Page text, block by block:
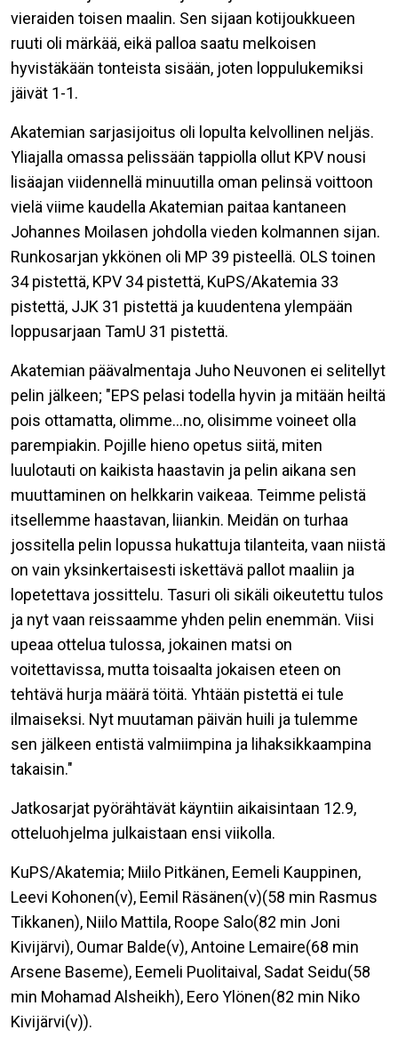
vieraiden toisen maalin. Sen sijaan kotijoukkueen
ruuti oli märkää, eikä palloa saatu melkoisen
hyvistäkään tonteista sisään, joten loppulukemiksi
jäivät 1-1.
Akatemian sarjasijoitus oli lopulta kelvollinen neljäs.
Yliajalla omassa pelissään tappiolla ollut KPV nousi
lisäajan viidennellä minuutilla oman pelinsä voittoon
vielä viime kaudella Akatemian paitaa kantaneen
Johannes Moilasen johdolla vieden kolmannen sijan.
Runkosarjan ykkönen oli MP 39 pisteellä. OLS toinen
34 pistettä, KPV 34 pistettä, KuPS/Akatemia 33
pistettä, JJK 31 pistettä ja kuudentena ylempään
loppusarjaan TamU 31 pistettä.
Akatemian päävalmentaja Juho Neuvonen ei selitellyt
pelin jälkeen; "EPS pelasi todella hyvin ja mitään heiltä
pois ottamatta, olimme...no, olisimme voineet olla
parempiakin. Pojille hieno opetus siitä, miten
luulotauti on kaikista haastavin ja pelin aikana sen
muuttaminen on helkkarin vaikeaa. Teimme pelistä
itsellemme haastavan, liiankin. Meidän on turhaa
jossitella pelin lopussa hukattuja tilanteita, vaan niistä
on vain yksinkertaisesti iskettävä pallot maaliin ja
lopetettava jossittelu. Tasuri oli sikäli oikeutettu tulos
ja nyt vaan reissaamme yhden pelin enemmän. Viisi
upeaa ottelua tulossa, jokainen matsi on
voitettavissa, mutta toisaalta jokaisen eteen on
tehtävä hurja määrä töitä. Yhtään pistettä ei tule
ilmaiseksi. Nyt muutaman päivän huili ja tulemme
sen jälkeen entistä valmiimpina ja lihaksikkaampina
takaisin."
Jatkosarjat pyörähtävät käyntiin aikaisintaan 12.9,
otteluohjelma julkaistaan ensi viikolla.
KuPS/Akatemia; Miilo Pitkänen, Eemeli Kauppinen,
Leevi Kohonen(v), Eemil Räsänen(v)(58 min Rasmus
Tikkanen), Niilo Mattila, Roope Salo(82 min Joni
Kivijärvi), Oumar Balde(v), Antoine Lemaire(68 min
Arsene Baseme), Eemeli Puolitaival, Sadat Seidu(58
min Mohamad Alsheikh), Eero Ylönen(82 min Niko
Kivijärvi(v)).